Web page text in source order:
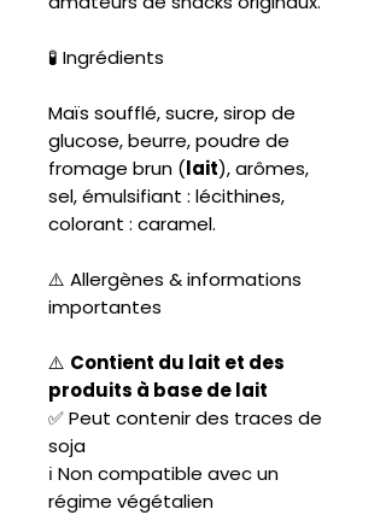
🧪 Ingrédients
Maïs soufflé, sucre, sirop de
glucose, beurre, poudre de
fromage brun (lait), arômes,
sel, émulsifiant : lécithines,
colorant : caramel.
⚠️ Allergènes & informations
importantes
⚠️ Contient du lait et des
produits à base de lait
✅ Peut contenir des traces de
soja
ℹ️ Non compatible avec un
régime végétalien